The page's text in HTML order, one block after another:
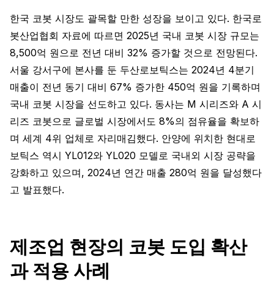
한국 코봇 시장도 괄목할 만한 성장을 보이고 있다. 한국로
봇산업협회 자료에 따르면 2025년 국내 코봇 시장 규모는
8,500억 원으로 전년 대비 32% 증가할 것으로 전망된다.
서울 강서구에 본사를 둔 두산로보틱스는 2024년 4분기
매출이 전년 동기 대비 67% 증가한 450억 원을 기록하며
국내 코봇 시장을 선도하고 있다. 동사는 M 시리즈와 A 시
리즈 코봇으로 글로벌 시장에서도 8%의 점유율을 확보하
며 세계 4위 업체로 자리매김했다. 안양에 위치한 현대로
보틱스 역시 YL012와 YL020 모델로 국내외 시장 공략을
강화하고 있으며, 2024년 연간 매출 280억 원을 달성했다
고 발표했다.
제조업 현장의 코봇 도입 확산
과 적용 사례